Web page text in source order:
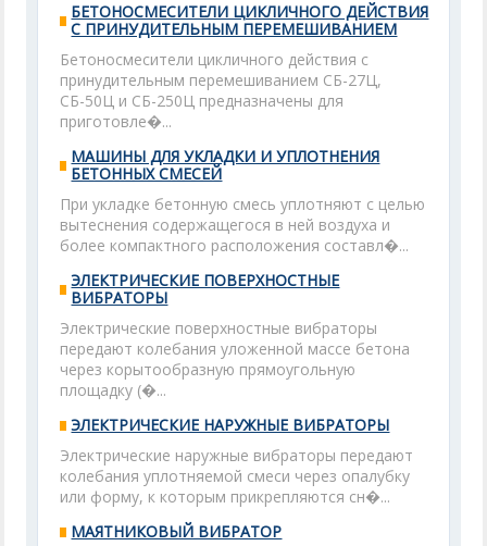
БЕТОНОСМЕСИТЕЛИ ЦИКЛИЧНОГО ДЕЙСТВИЯ
С ПРИНУДИТЕЛЬНЫМ ПЕРЕМЕШИВАНИЕМ
Бетоносмесители цикличного действия с
принудительным перемешиванием СБ-27Ц,
СБ-50Ц и СБ-250Ц предназначены для
приготовле�...
МАШИНЫ ДЛЯ УКЛАДКИ И УПЛОТНЕНИЯ
БЕТОННЫХ СМЕСЕЙ
При укладке бетонную смесь уплотняют с целью
вытеснения содержащегося в ней воздуха и
более компактного расположения составл�...
ЭЛЕКТРИЧЕСКИЕ ПОВЕРХНОСТНЫЕ
ВИБРАТОРЫ
Электрические поверхностные вибраторы
передают колебания уложенной массе бетона
через корытообразную прямоугольную
площадку (�...
ЭЛЕКТРИЧЕСКИЕ НАРУЖНЫЕ ВИБРАТОРЫ
Электрические наружные вибраторы передают
колебания уплотняемой смеси через опалубку
или форму, к которым прикрепляются сн�...
МАЯТНИКОВЫЙ ВИБРАТОР